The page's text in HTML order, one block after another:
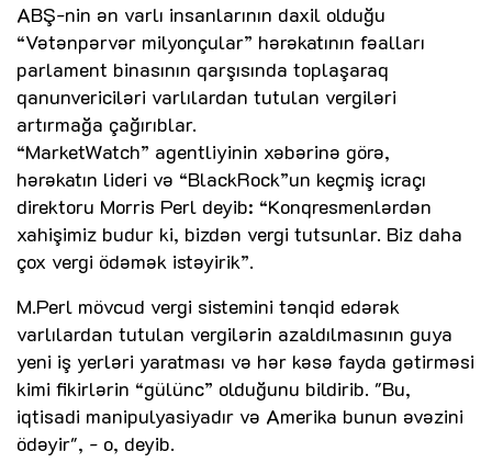
ABŞ-nin ən varlı insanlarının daxil olduğu
“Vətənpərvər milyonçular” hərəkatının fəalları
parlament binasının qarşısında toplaşaraq
qanunvericiləri varlılardan tutulan vergiləri
artırmağa çağırıblar.
“MarketWatch” agentliyinin xəbərinə görə,
hərəkatın lideri və “BlackRock”un keçmiş icraçı
direktoru Morris Perl deyib: “Konqresmenlərdən
xahişimiz budur ki, bizdən vergi tutsunlar. Biz daha
çox vergi ödəmək istəyirik”.
M.Perl mövcud vergi sistemini tənqid edərək
varlılardan tutulan vergilərin azaldılmasının guya
yeni iş yerləri yaratması və hər kəsə fayda gətirməsi
kimi fikirlərin “gülünc” olduğunu bildirib. "Bu,
iqtisadi manipulyasiyadır və Amerika bunun əvəzini
ödəyir", - o, deyib.